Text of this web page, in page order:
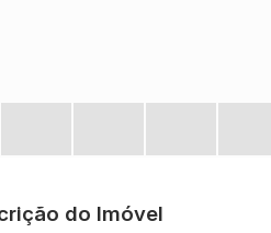
do Imóvel